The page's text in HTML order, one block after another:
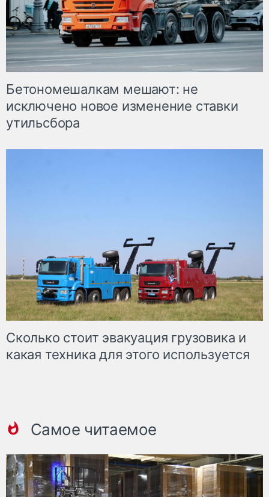
Бетономешалкам мешают: не
исключено новое изменение ставки
утильсбора
Сколько стоит эвакуация грузовика и
какая техника для этого используется
Самое читаемое